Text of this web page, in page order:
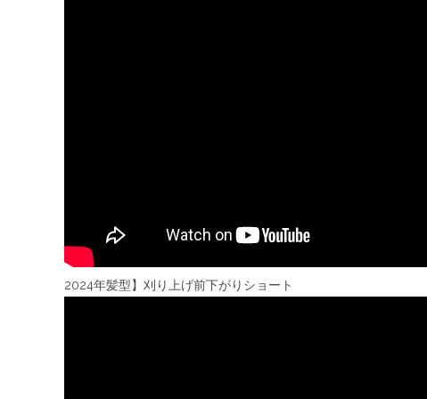
2024年髪型】刈り上げ前下がりショート